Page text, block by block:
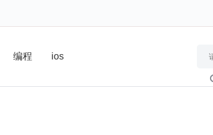
编程 ios